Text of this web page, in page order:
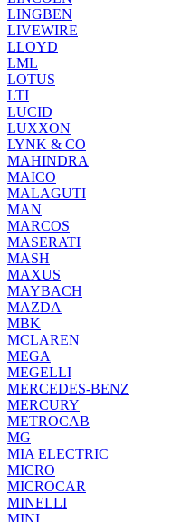
LINGBEN
LIVEWIRE
LLOYD
LML
LOTUS
LTI
LUCID
LUXXON
LYNK & CO
MAHINDRA
MAICO
MALAGUTI
MAN
MARCOS
MASERATI
MASH
MAXUS
MAYBACH
MAZDA
MBK
MCLAREN
MEGA
MEGELLI
MERCEDES-BENZ
MERCURY
METROCAB
MG
MIA ELECTRIC
MICRO
MICROCAR
MINELLI
MINI